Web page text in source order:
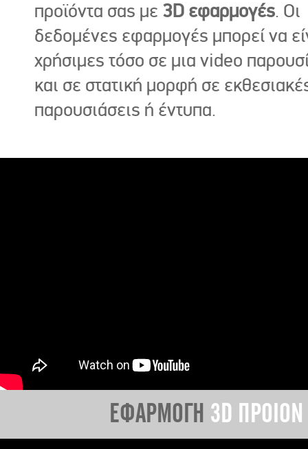
προϊόντα σας με 3D εφαρμογές. Οι
δεδομένες εφαρμογές μπορεί να
χρήσιμες τόσο σε μια video
και σε στατική μορφή σε
παρουσιάσεις ή έντυπα.
ΕΦΑΡΜΟΓΗ 3D ΠΡΟΙΟΝ